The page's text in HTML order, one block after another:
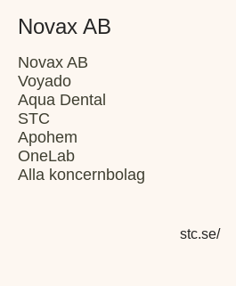
Novax AB
Novax AB
Voyado
Aqua Dental
STC
Apohem
OneLab
Alla koncernbolag
stc.se/